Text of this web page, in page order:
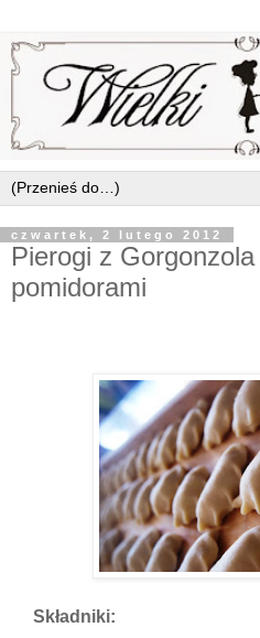
czwartek, 2 lutego 2012
Pierogi z
pomidorami
Składniki: